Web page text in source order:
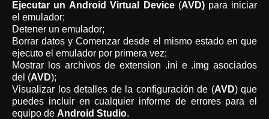
Ejecutar un Android Virtual Device(AVD) para iniciar
el emulador;
Detener un emulador;
Borrar datos y Comenzar desde el mismo estado en que
ejecuto el emulador por primera vez;
Mostrar los archivos de extension .ini e .img asociados
del (AVD);
Visualizar los detalles de la configuración de (AVD) que
puedes incluir en cualquier informe de errores para el
equipo de Android Studio.